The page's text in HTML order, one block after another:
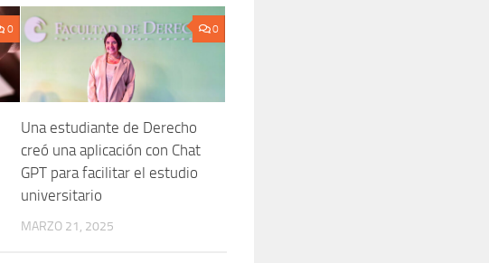
0 0
Una estudiante de Derecho
creó una aplicación con Chat
GPT para facilitar el estudio
universitario
MARZO 21, 2025